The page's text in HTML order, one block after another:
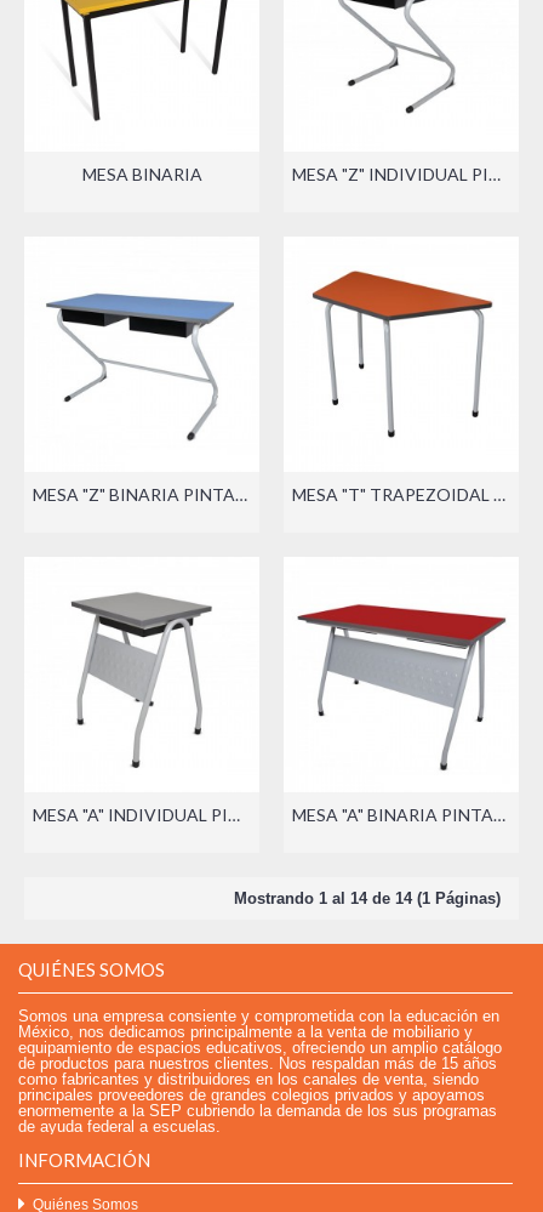
MESA BINARIA MESA "Z" INDIVIDUAL PINTADA
MESA "Z" BINARIA PINTADA MESA "T" TRAPEZOIDAL BINARIA PINTADA
MESA "A" INDIVIDUAL PINTADA MESA "A" BINARIA PINTADA
Mostrando 1 al 14 de 14 (1 Páginas)
QUIÉNES SOMOS
Somos una empresa consiente y comprometida con la educación en
México, nos dedicamos principalmente a la venta de mobiliario y
equipamiento de espacios educativos, ofreciendo un amplio catálogo
de productos para nuestros clientes. Nos respaldan más de 15 años
como fabricantes y distribuidores en los canales de venta, siendo
principales proveedores de grandes colegios privados y apoyamos
enormemente a la SEP cubriendo la demanda de los sus programas
de ayuda federal a escuelas.
INFORMACIÓN
Quiénes Somos